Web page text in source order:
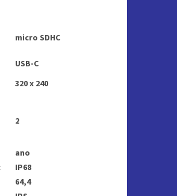
micro SDHC
USB-C
320 x 240
2
ano
:
IP68
64,4